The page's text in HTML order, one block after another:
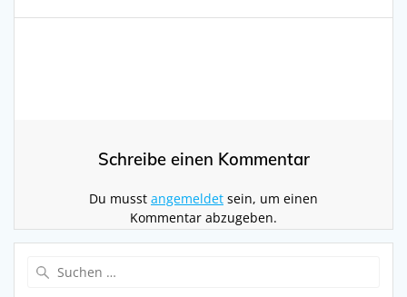
Schreibe einen Kommentar
Du musst angemeldet sein, um einen
Kommentar abzugeben.